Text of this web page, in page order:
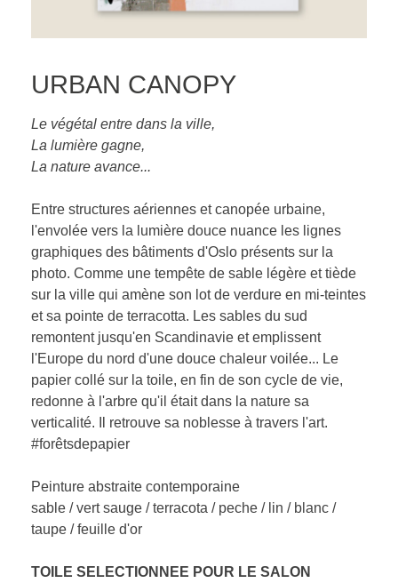
URBAN CANOPY
Le végétal entre dans la ville,
La lumière gagne,
La nature avance...
Entre structures aériennes et canopée urbaine,
l'envolée vers la lumière douce nuance les lignes
graphiques des bâtiments d'Oslo présents sur la
photo. Comme une tempête de sable légère et tiède
sur la ville qui amène son lot de verdure en mi-teintes
et sa pointe de terracotta. Les sables du sud
remontent jusqu'en Scandinavie et emplissent
l'Europe du nord d'une douce chaleur voilée... Le
papier collé sur la toile, en fin de son cycle de vie,
redonne à l'arbre qu'il était dans la nature sa
verticalité. Il retrouve sa noblesse à travers l'art.
#forêtsdepapier
Peinture abstraite contemporaine
sable / vert sauge / terracota / peche / lin / blanc /
taupe / feuille d'or
TOILE SELECTIONNEE POUR LE SALON